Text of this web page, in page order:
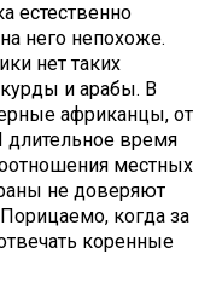
естественно
него непохоже.
нет таких
и арабы. В
африканцы, от
длительное время
местных
не доверяют
когда за
коренные